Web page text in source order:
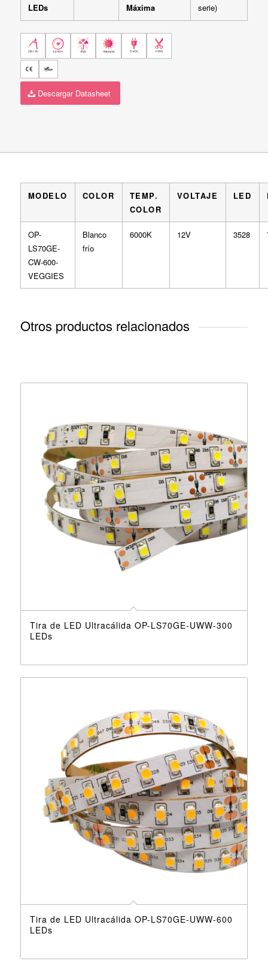
LEDs
Máxima
serie)
Descargar Datasheet
MODELO COLOR
TEMP.
COLOR
VOLTAJE LED
OP-
LS70GE-
CW-600-
VEGGIES
Blanco
frío
6000K 12V 3528
Otros productos relacionados
Tira de LED Ultracálida OP-LS70GE-UWW-300
LEDs
Tira de LED Ultracálida OP-LS70GE-UWW-600
LEDs